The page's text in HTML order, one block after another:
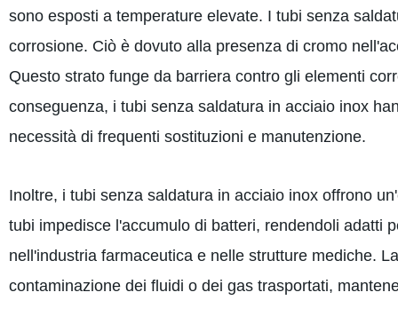
sono esposti a temperature elevate. I tubi senza
corrosione. Ciò è dovuto alla presenza di cromo
Questo strato funge da barriera contro gli elementi
conseguenza, i tubi senza saldatura in acciaio inox
necessità di frequenti sostituzioni e manutenzione.
Inoltre, i tubi senza saldatura in acciaio inox offrono
tubi impedisce l'accumulo di batteri, rendendoli adatti
nell'industria farmaceutica e nelle strutture mediche.
contaminazione dei fluidi o dei gas trasportati,